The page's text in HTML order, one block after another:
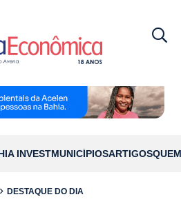
INVESTMUNICÍPIOSARTIGOS
DESTAQUE DO DIA